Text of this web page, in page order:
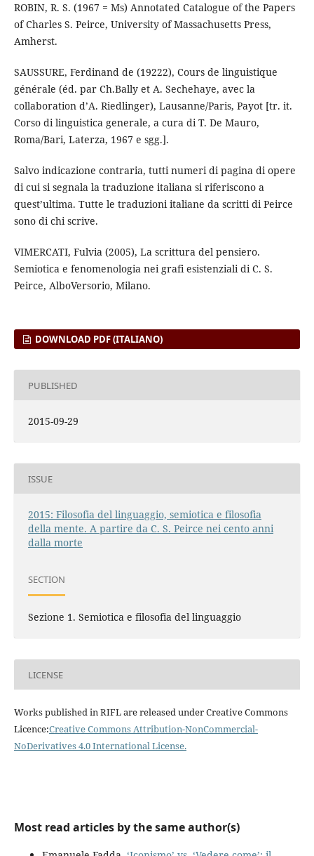
ROBIN, R. S. (1967 = Ms) Annotated Catalogue of the Papers
of Charles S. Peirce, University of Massachusetts Press,
Amherst.
SAUSSURE, Ferdinand de (19222), Cours de linguistique
générale (éd. par Ch.Bally et A. Sechehaye, avec la
collaboration d’A. Riedlinger), Lausanne/Paris, Payot [tr. it.
Corso di linguistica generale, a cura di T. De Mauro,
Roma/Bari, Laterza, 1967 e sgg.].
Salvo indicazione contraria, tutti numeri di pagina di opere
di cui si segnala la traduzione italiana si riferiscono a
quest’ultima. Tutte le traduzioni italiane da scritti di Peirce
sono di chi scrive.
VIMERCATI, Fulvia (2005), La scrittura del pensiero.
Semiotica e fenomenologia nei grafi esistenziali di C. S.
Peirce, AlboVersorio, Milano.
DOWNLOAD PDF (ITALIANO)
PUBLISHED
2015-09-29
ISSUE
2015: Filosofia del linguaggio, semiotica e filosofia
della mente. A partire da C. S. Peirce nei cento anni
dalla morte
SECTION
Sezione 1. Semiotica e filosofia del linguaggio
LICENSE
Works published in RIFL are released under Creative Commons
Licence:Creative Commons Attribution-NonCommercial-
NoDerivatives 4.0 International License.
Most read articles by the same author(s)